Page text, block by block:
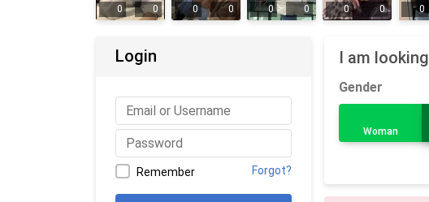
0 0 0 0 0 0 0 0 0
I am
Gender
Woman
Login
Remember Forgot?